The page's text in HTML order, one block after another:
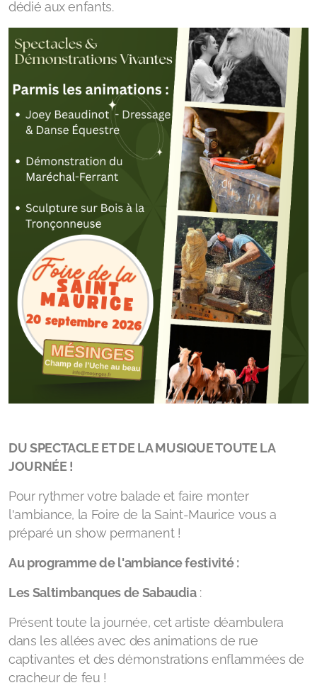
dédié aux enfants.
DU SPECTACLE ET DE LA MUSIQUE TOUTE LA
JOURNÉE !
Pour rythmer votre balade et faire monter
l'ambiance, la Foire de la Saint-Maurice vous a
préparé un show permanent !
Au programme de l'ambiance festivité :
Les Saltimbanques de Sabaudia:
Présent toute la journée, cet artiste déambulera
dans les allées avec des animations de rue
captivantes et des démonstrations enflammées de
cracheur de feu !